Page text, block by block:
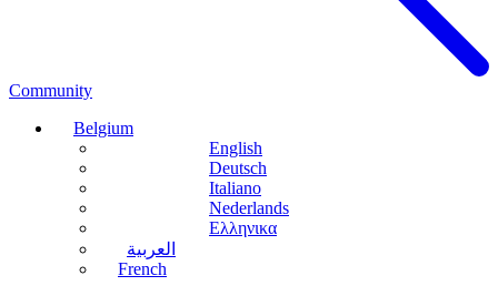
Community
Belgium
English
Deutsch
Italiano
Nederlands
Ελληνικα
العربية
French